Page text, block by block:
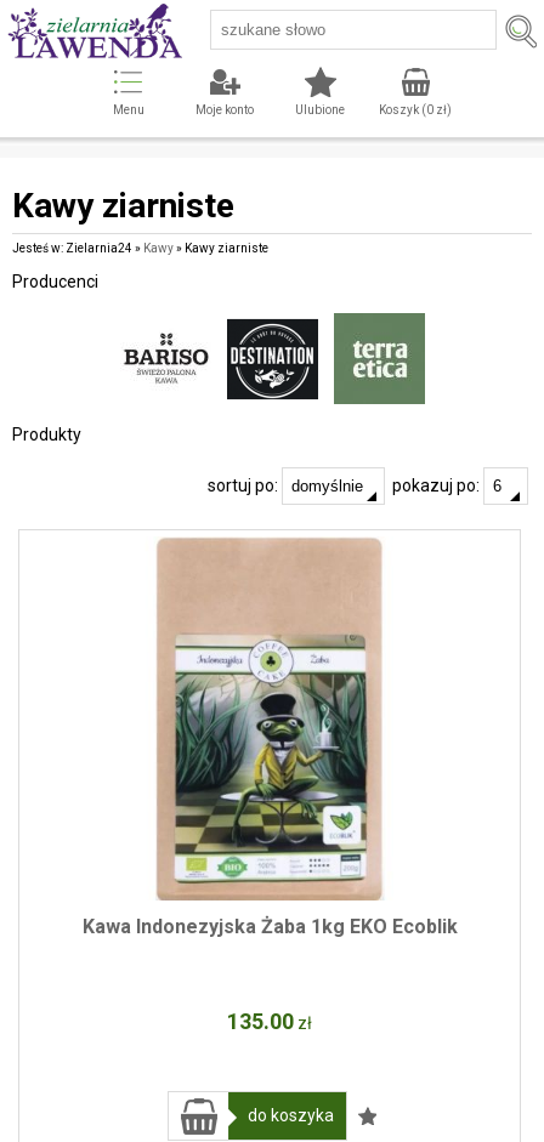
Menu Moje konto Ulubione Koszyk (0zł)
Kawy ziarniste
Jesteś w: Zielarnia24 » Kawy» Kawy ziarniste
Producenci
Produkty
pokazuj po:
sortuj po:
Kawa Indonezyjska Żaba 1kg EKO Ecoblik
135.00 zł
do koszyka